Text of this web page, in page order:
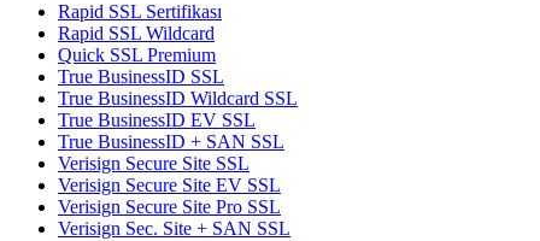
Rapid SSL Sertifikası
Rapid SSL Wildcard
Quick SSL Premium
True BusinessID SSL
True BusinessID Wildcard SSL
True BusinessID EV SSL
True BusinessID + SAN SSL
Verisign Secure Site SSL
Verisign Secure Site EV SSL
Verisign Secure Site Pro SSL
Verisign Sec. Site + SAN SSL